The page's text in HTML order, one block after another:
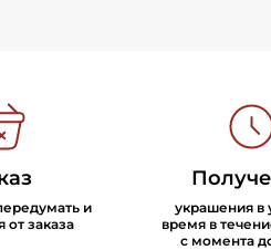
и
от заказа
украшения в
время в
с момента